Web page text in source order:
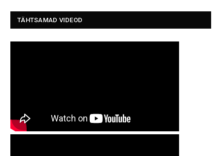
TÄHTSAMAD VIDEOD